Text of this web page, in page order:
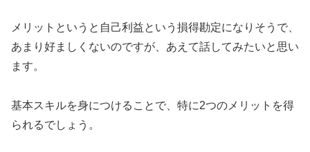
メリットというと自己利益という損得勘定になりそうで、
あまり好ましくないのですが、あえて話してみたいと思い
ます。
基本スキルを身につけることで、特に2つのメリットを得
られるでしょう。